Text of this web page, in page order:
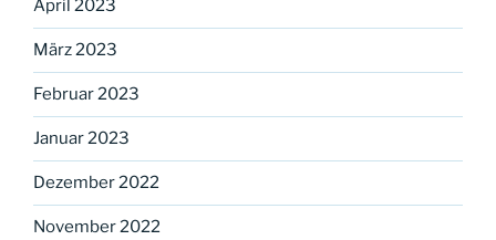
April 2023
März 2023
Februar 2023
Januar 2023
Dezember 2022
November 2022